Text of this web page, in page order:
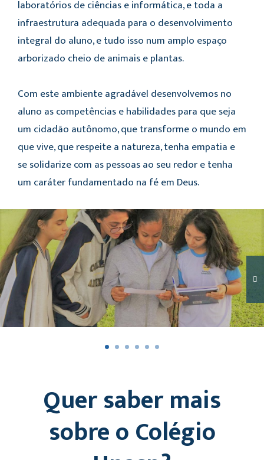
laboratórios de ciências e informática, e toda a
infraestrutura adequada para o desenvolvimento
integral do aluno, e tudo isso num amplo espaço
arborizado cheio de animais e plantas.
Com este ambiente agradável desenvolvemos no
aluno as competências e habilidades para que seja
um cidadão autônomo, que transforme o mundo em
que vive, que respeite a natureza, tenha empatia e
se solidarize com as pessoas ao seu redor e tenha
um caráter fundamentado na fé em Deus.
Quer saber mais
sobre o Colégio